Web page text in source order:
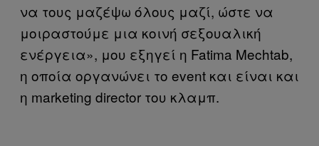
να τους μαζέψω όλους μαζί, ώστε να
μοιραστούμε μια κοινή σεξουαλική
ενέργεια», μου εξηγεί η Fatima Mechtab,
η οποία οργανώνει το event και είναι και
η marketing director του κλαμπ.